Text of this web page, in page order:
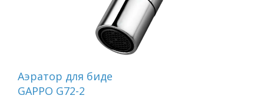
Аэратор для биде
GAPPO G72-2